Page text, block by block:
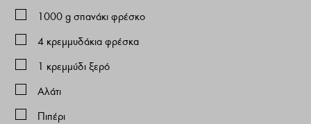
1000 g σπανάκι φρέσκο
4 κρεμμυδάκια φρέσκα
1 κρεμμύδι ξερό
Αλάτι
Πιπέρι